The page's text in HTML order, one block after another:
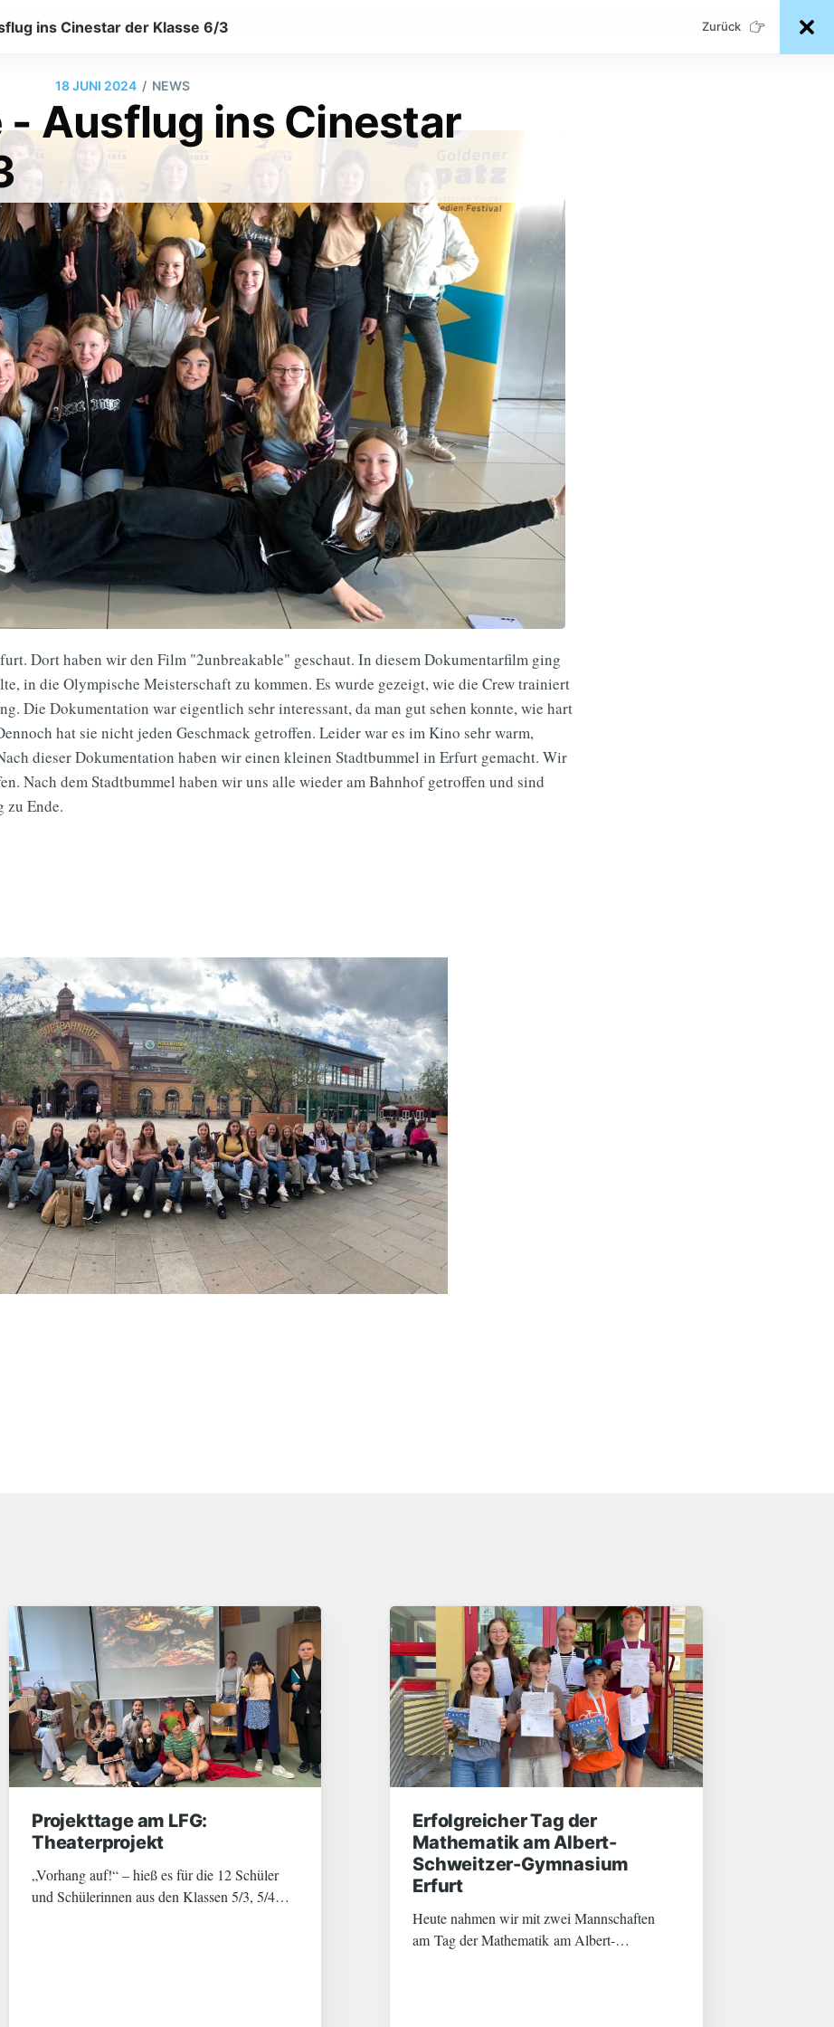
18 JUNI 2024 / NEWS
Ausflug ins Cinestar
Dort haben wir den Film "2unbreakable" geschaut. In diesem Dokumentarfilm ging
in die Olympische Meisterschaft zu kommen. Es wurde gezeigt, wie die Crew trainiert
Die Dokumentation war eigentlich sehr interessant, da man gut sehen konnte, wie hart
hat sie nicht jeden Geschmack getroffen. Leider war es im Kino sehr warm,
dieser Dokumentation haben wir einen kleinen Stadtbummel in Erfurt gemacht. Wir
Nach dem Stadtbummel haben wir uns alle wieder am Bahnhof getroffen und sind
zu Ende.
ins Cinestar der Klasse 6/3 Zurück
Projekttage am LFG:
Theaterprojekt
„Vorhang auf!“ – hieß es für die 12 Schüler
und Schülerinnen aus den Klassen 5/3, 5/4
Erfolgreicher Tag der
Mathematik am Albert-
Schweitzer-Gymnasium
Erfurt
Heute nahmen wir mit zwei Mannschaften
am Tag der Mathematik am Albert-